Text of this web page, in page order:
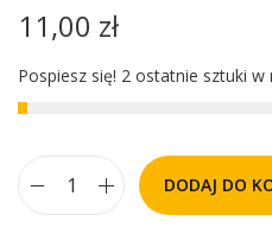
11,00 zł
Pospiesz się! 2 ostatnie sztuki w
DODAJ DO